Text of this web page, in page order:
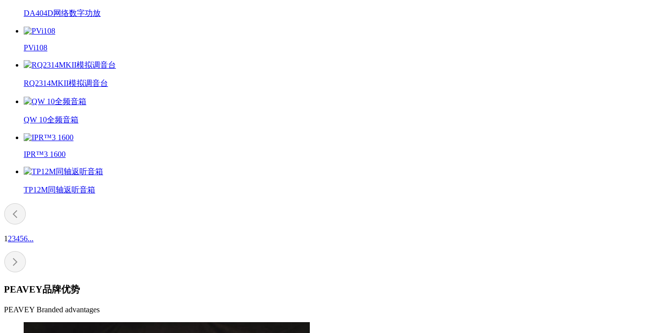
DA404D网络数字功放
PVi108
RQ2314MKII模拟调音台
QW 10全频音箱
IPR™3 1600
TP12M同轴返听音箱
1 23456...
PEAVEY品牌优势
PEAVEY Branded advantages